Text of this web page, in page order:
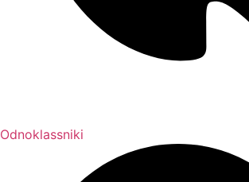
Odnoklassniki